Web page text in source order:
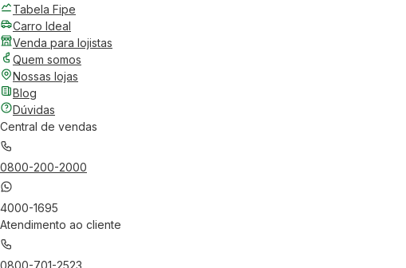
Tabela Fipe
Carro Ideal
Venda para lojistas
Quem somos
Nossas lojas
Blog
Dúvidas
Central de vendas
0800-200-2000
4000-1695
Atendimento ao cliente
0800-701-2523